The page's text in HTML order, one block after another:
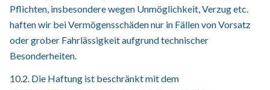
Pflichten, insbesondere wegen Unmöglichkeit, Verzug etc.
haften wir bei Vermögensschäden nur in Fällen von Vorsatz
oder grober Fahrlässigkeit aufgrund technischer
Besonderheiten.
10.2. Die Haftung ist beschränkt mit dem